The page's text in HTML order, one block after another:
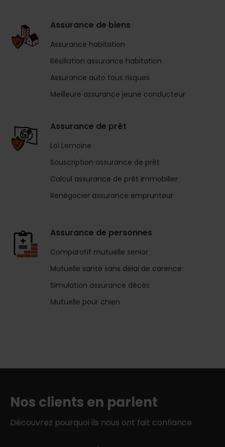
Assurance de biens
Assurance habitation
Résiliation assurance habitation
Assurance auto tous risques
Meilleure assurance jeune conducteur
Assurance de prêt
Loi Lemoine
Souscription assurance de prêt
Calcul assurance de prêt immobilier
Renégocier assurance emprunteur
Assurance de personnes
Comparatif mutuelle senior
Mutuelle santé sans délai de carence
Simulation assurance décès
Mutuelle pour chien
Nos clients en parlent
Découvrez pourquoi ils nous ont fait confiance